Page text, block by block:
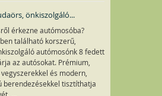
önkiszolgáló...
érkezne autómosóba?
található korszerű,
autómosónk 8 fedett
az autósokat. Prémium,
és modern,
berendezésekkel tisztíthatja